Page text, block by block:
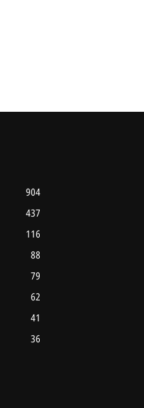
904
437
116
88
79
62
41
36